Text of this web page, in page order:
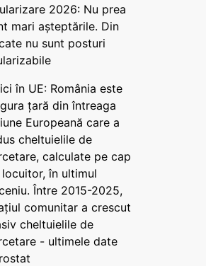
2026: Nu prea
mari așteptările. Din
nu sunt posturi
în UE: România este
țară din întreaga
Europeană care a
cheltuielile de
calculate pe cap
în ultimul
Între 2015-2025,
comunitar a crescut
cheltuielile de
- ultimele date